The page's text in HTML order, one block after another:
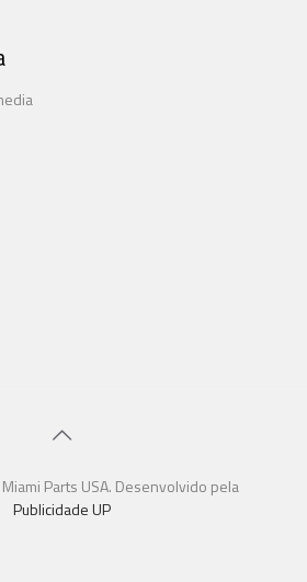
Parts USA. Desenvolvido pela
Publicidade UP